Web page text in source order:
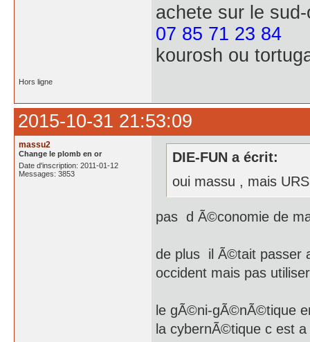
achete sur le
07 85 71 23 84
kourosh ou
Hors ligne
2015-10-31 21:53:09
massu2
Change le plomb en or
Date d'inscription: 2011-01-12
Messages: 3853
DIE-FUN a écrit:
oui massu , mais
pas d Ã©conomie de
de plus il Ã©tait passer
occident mais pas
le gÃ©ni-gÃ©nÃ©tique
la cybernÃ©tique c est